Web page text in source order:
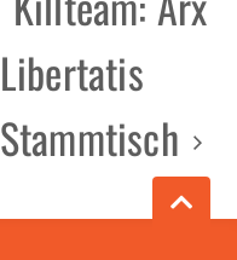
Libertatis
Stammtisch